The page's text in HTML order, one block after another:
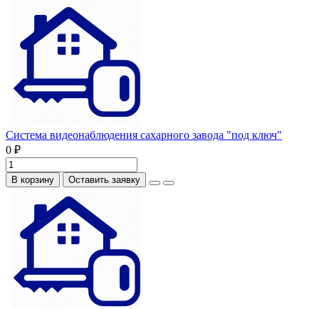
Система видеонаблюдения сахарного завода "под ключ"
0 ₽
В корзину Оставить заявку